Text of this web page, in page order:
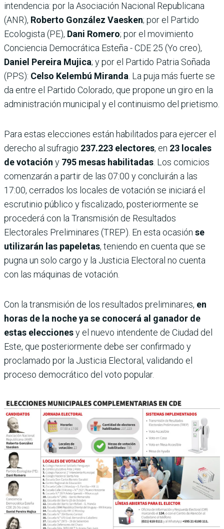
intendencia: por la Asociación Nacional Republicana
(ANR), Roberto González Vaesken; por el Partido
Ecologista (PE), Dani Romero; por el movimiento
Conciencia Democrática Esteña - CDE 25 (Yo creo),
Daniel Pereira Mujica; y por el Partido Patria Soñada
(PPS): Celso Kelembú Miranda. La puja más fuerte se
da entre el Partido Colorado, que propone un giro en la
administración municipal y el continuismo del prietismo.
Para estas elecciones están habilitados para ejercer el
derecho al sufragio 237.223 electores, en 23 locales
de votación y 795 mesas habilitadas. Los comicios
comenzarán a partir de las 07:00 y concluirán a las
17:00, cerrados los locales de votación se iniciará el
escrutinio público y fiscalizado, posteriormente se
procederá con la Transmisión de Resultados
Electorales Preliminares (TREP). En esta ocasión se
utilizarán las papeletas, teniendo en cuenta que se
pugna un solo cargo y la Justicia Electoral no cuenta
con las máquinas de votación.
Con la transmisión de los resultados preliminares, en
horas de la noche ya se conocerá al ganador de
estas eleccionesy el nuevo intendente de Ciudad del
Este, que posteriormente debe ser confirmado y
proclamado por la Justicia Electoral, validando el
proceso democrático del voto popular.